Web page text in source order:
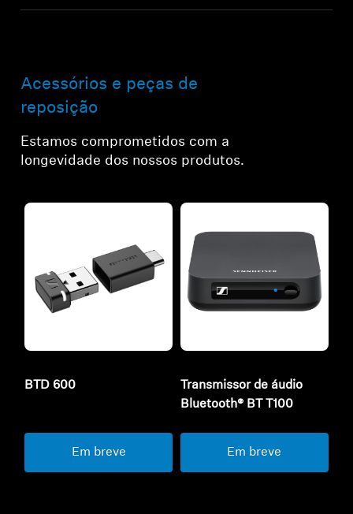
Acessórios e peças de
reposição
Estamos comprometidos com a
longevidade dos nossos produtos.
BTD 600
Em breve
Transmissor de áudio
Bluetooth® BT T100
Em breve